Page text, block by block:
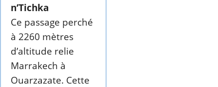
n’Tichka
Ce passage perché
à 2260 mètres
d’altitude relie
Marrakech à
Ouarzazate. Cette